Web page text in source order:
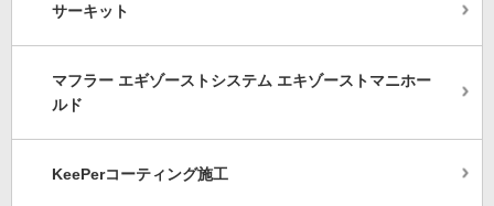
サーキット
マフラー エギゾーストシステム エキゾーストマニホー
ルド
KeePerコーティング施工